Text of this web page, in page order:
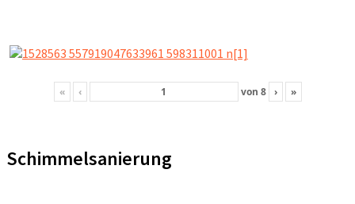
« ‹ von 8 › »
Schimmelsanierung